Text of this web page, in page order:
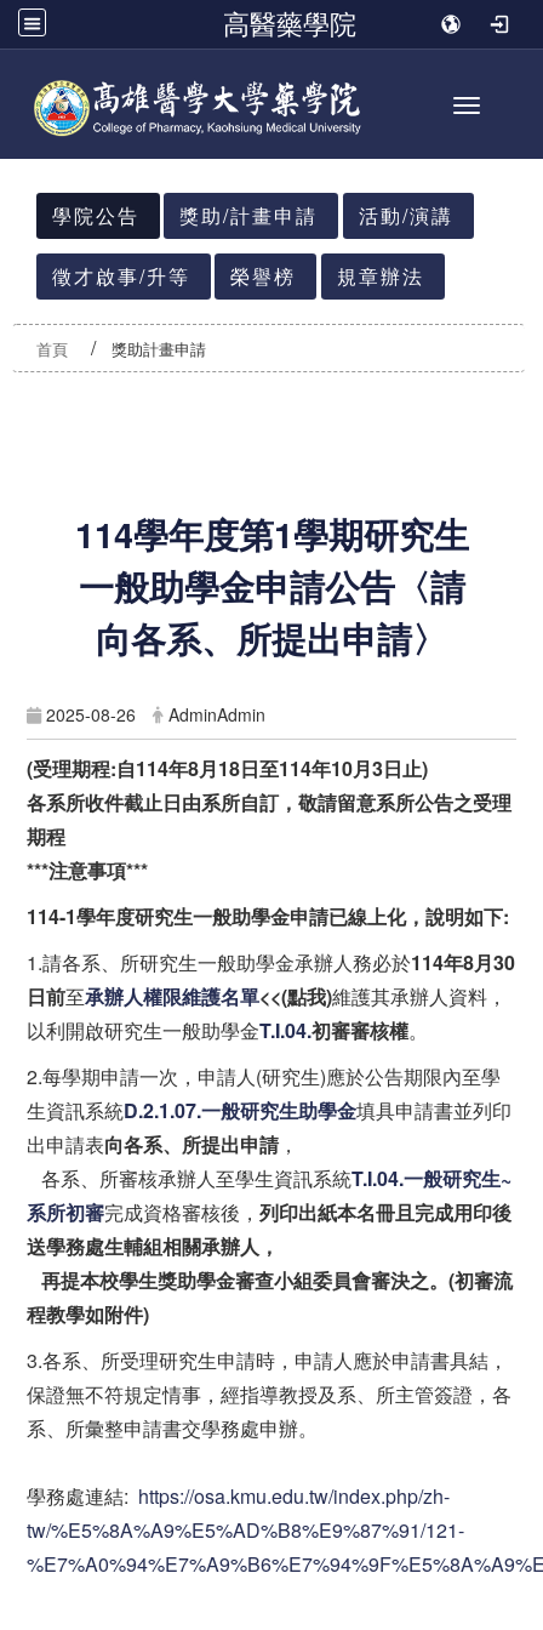
高醫藥學院
Toggle
:::
學院公告
獎助/計畫申請 活動/演講
徵才啟事/升等 榮譽榜 規章辦法
首頁 獎助計畫申請
114學年度第1學期研究生
一般助學金申請公告〈請
向各系、所提出申請〉
2025-08-26 AdminAdmin
(受理期程:自114年8月18日至114年10月3日止)
各系所收件截止日由系所自訂，敬請留意系所公告之受理
期程
***注意事項***
114-1學年度研究生一般助學金申請已線上化，說明如下:
1.請各系、所研究生一般助學金承辦人務必於114年8月30
日前至承辦人權限維護名單<<(點我)維護其承辦人資料，
以利開啟研究生一般助學金T.I.04.初審審核權。
2.每學期申請一次，申請人(研究生)應於公告期限內至學
生資訊系統D.2.1.07.一般研究生助學金填具申請書並列印
出申請表向各系、所提出申請，
各系、所審核承辦人至學生資訊系統T.I.04.一般研究生~
系所初審完成資格審核後，列印出紙本名冊且完成用印後
送學務處生輔組相關承辦人，
再提本校學生獎助學金審查小組委員會審決之。(初審流
程教學如附件)
3.各系、所受理研究生申請時，申請人應於申請書具結，
保證無不符規定情事，經指導教授及系、所主管簽證，各
系、所彙整申請書交學務處申辦。
學務處連結: https://osa.kmu.edu.tw/index.php/zh-
tw/%E5%8A%A9%E5%AD%B8%E9%87%91/121-